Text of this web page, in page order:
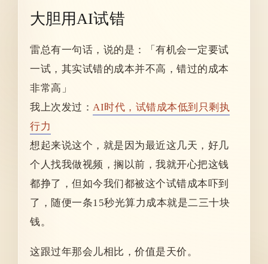
大胆用AI试错
雷总有一句话，说的是：「有机会一定要试
一试，其实试错的成本并不高，错过的成本
非常高」
我上次发过：AI时代，试错成本低到只剩执
行力
想起来说这个，就是因为最近这几天，好几
个人找我做视频，搁以前，我就开心把这钱
都挣了，但如今我们都被这个试错成本吓到
了，随便一条15秒光算力成本就是二三十块
钱。
这跟过年那会儿相比，价值是天价。